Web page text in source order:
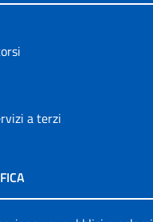
a terzi